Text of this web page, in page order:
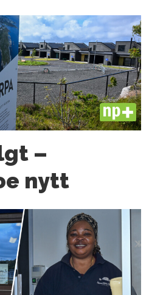
PLUS
–
nytt